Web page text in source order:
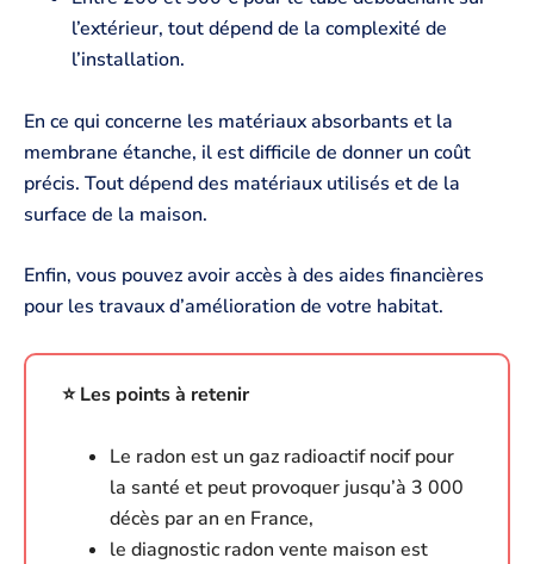
l’extérieur, tout dépend de la complexité de
l’installation.
En ce qui concerne les matériaux absorbants et la
membrane étanche, il est difficile de donner un coût
précis. Tout dépend des matériaux utilisés et de la
surface de la maison.
Enfin, vous pouvez avoir accès à des aides financières
pour les travaux d’amélioration de votre habitat.
⭐️ Les points à retenir
Le radon est un gaz radioactif nocif pour
la santé et peut provoquer jusqu’à 3 000
décès par an en France,
le diagnostic radon vente maison est